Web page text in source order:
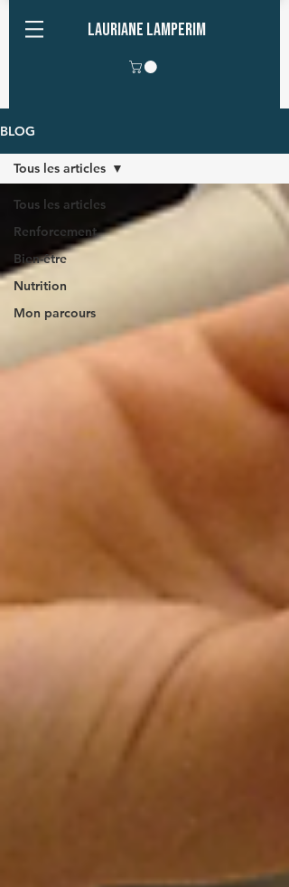
Lauriane Lamperim
BLOG
Tous les articles
Renforcement
Bien-être
Nutrition
Mon parcours
Tous les articles